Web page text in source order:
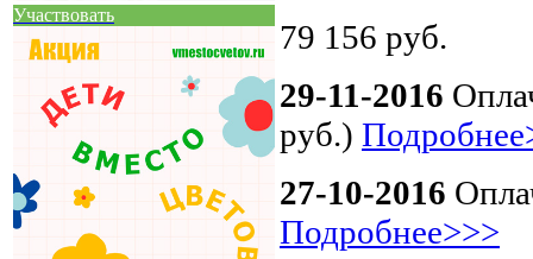
Участвовать
79 156‬ руб.
29-11-2016
руб.)
27-10-2016
Подробнее>>>